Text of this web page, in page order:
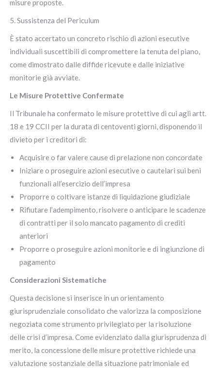
misure proposte.
5. Sussistenza del Periculum
È stato accertato un concreto rischio di azioni esecutive
individuali suscettibili di compromettere la tenuta del piano,
come dimostrato dalle diffide ricevute e dalle iniziative
monitorie già avviate.
Le Misure Protettive Confermate
Il Tribunale ha confermato le misure protettive di cui agli artt.
18 e 19 CCII per la durata di centoventi giorni, disponendo il
divieto per i creditori di:
Acquisire o far valere cause di prelazione non concordate
Iniziare o proseguire azioni esecutive o cautelari sui beni
funzionali all’esercizio dell’impresa
Proporre o coltivare istanze di liquidazione giudiziale
Rifiutare l’adempimento, risolvere o anticipare le scadenze
di contratti per il solo mancato pagamento di crediti
anteriori
Proporre o proseguire azioni monitorie e di ingiunzione di
pagamento
Considerazioni Sistematiche
Questa decisione si inserisce in un orientamento
giurisprudenziale consolidato che valorizza la composizione
negoziata come strumento privilegiato per la risoluzione
delle crisi d’impresa. Come evidenziato dalla giurisprudenza di
merito, la concessione delle misure protettive richiede una
valutazione sostanziale della situazione patrimoniale ed